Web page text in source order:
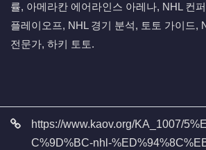
률, 아메라칸 에어라인스 아레나, NHL 컨
플레이오프, NHL 경기 분석, 토토 가이드,
전문가, 하키 토토.
관련자료https://www.kaov.org/KA_1007/
C%9D%BC-nhl-